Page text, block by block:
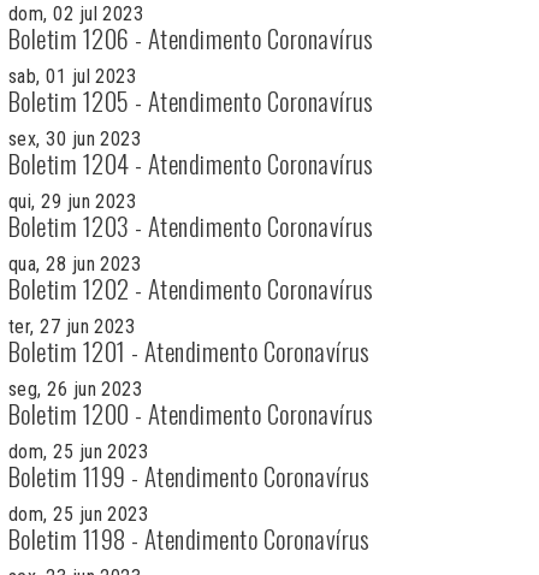
dom, 02 jul 2023
Boletim 1206 - Atendimento Coronavírus
sab, 01 jul 2023
Boletim 1205 - Atendimento Coronavírus
sex, 30 jun 2023
Boletim 1204 - Atendimento Coronavírus
qui, 29 jun 2023
Boletim 1203 - Atendimento Coronavírus
qua, 28 jun 2023
Boletim 1202 - Atendimento Coronavírus
ter, 27 jun 2023
Boletim 1201 - Atendimento Coronavírus
seg, 26 jun 2023
Boletim 1200 - Atendimento Coronavírus
dom, 25 jun 2023
Boletim 1199 - Atendimento Coronavírus
dom, 25 jun 2023
Boletim 1198 - Atendimento Coronavírus